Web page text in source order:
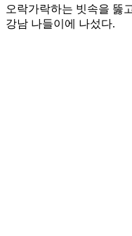
오락가락하는 빗속을 뚫
강남 나들이에 나섰다.